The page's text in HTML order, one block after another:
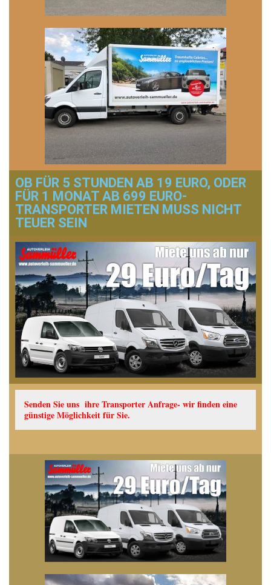
OB FÜR 5 STUNDEN AB 19 EURO, ODER
FÜR 1 MONAT AB 699 EURO-
TRANSPORTER MIETEN MUSS NICHT
TEUER SEIN
Senden Sie uns ihre Transporter Anfrage- wir finden eine
günstige Möglichkeit für Sie.